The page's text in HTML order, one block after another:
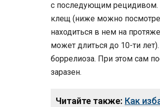
с последующим рецидивом.
клещ (ниже можно
находиться в нем на
может длиться до 10-ти
боррелиоза. При этом сам
заразен.
Читайте также: Как